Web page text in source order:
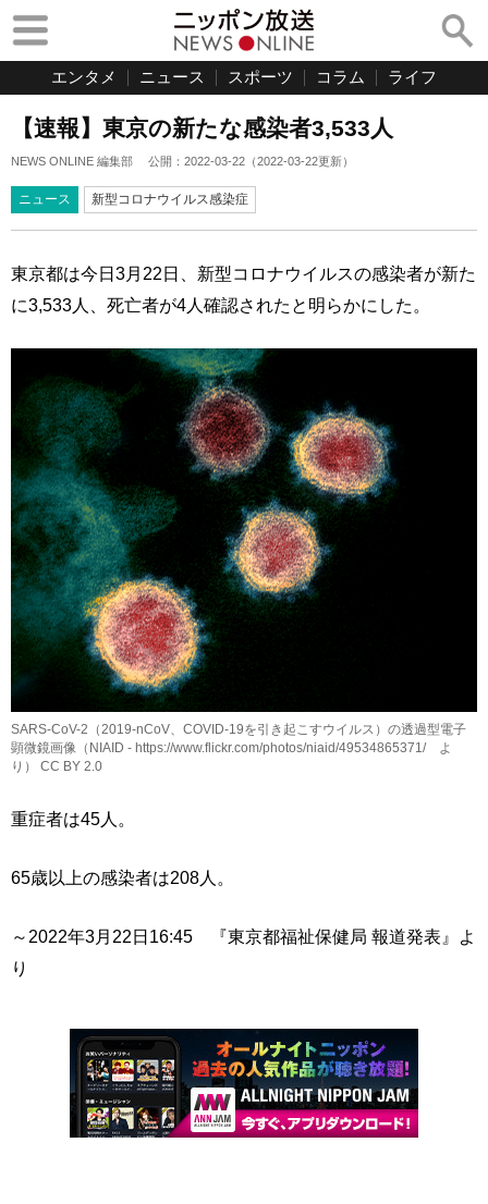
エンタメ ニュース スポーツ コラム ライフ
【速報】東京の新たな感染者3,533人
NEWS ONLINE 編集部 公開： 2022-03-22 （2022-03-22更新）
ニュース 新型コロナウイルス感染症
東京都は今日3月22日、新型コロナウイルスの感染者が新た
に3,533人、死亡者が4人確認されたと明らかにした。
SARS-CoV-2（2019-nCoV、COVID-19を引き起こすウイルス）の透過型電子
顕微鏡画像（NIAID - https://www.flickr.com/photos/niaid/49534865371/ よ
り） CC BY 2.0
重症者は45人。
65歳以上の感染者は208人。
～2022年3月22日16:45 『東京都福祉保健局 報道発表』よ
り